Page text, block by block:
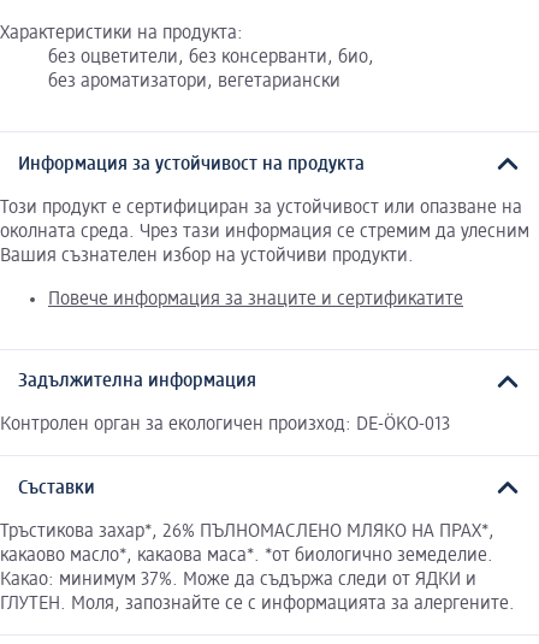
Характеристики на продукта:
без оцветители, без консерванти, био,
без ароматизатори, вегетариански
Информация за устойчивост на продукта
Този продукт е сертифициран за устойчивост или опазване на
околната среда. Чрез тази информация се стремим да улесним
Вашия съзнателен избор на устойчиви продукти.
Повече информация за знаците и сертификатите
Задължителна информация
Контролен орган за екологичен произход: DE-ÖKO-013
Съставки
Тръстикова захар*, 26% ПЪЛНОМАСЛЕНО МЛЯКО НА ПРАХ*,
какаово масло*, какаова маса*. *от биологично земеделие.
Какао: минимум 37%. Може да съдържа следи от ЯДКИ и
ГЛУТЕН. Моля, запознайте се с информацията за алергените.